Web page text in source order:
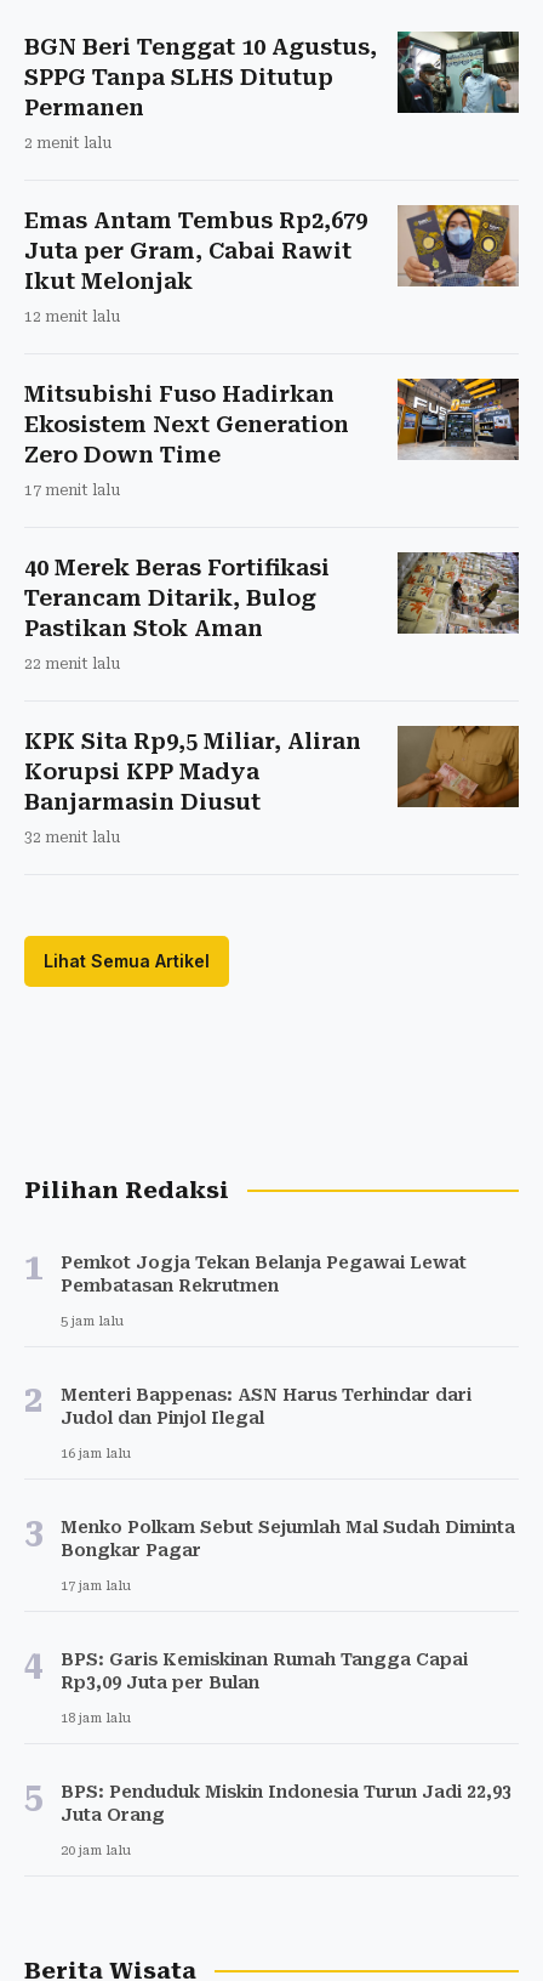
BGN Beri Tenggat 10 Agustus,
SPPG Tanpa SLHS Ditutup
Permanen
2 menit lalu
Emas Antam Tembus Rp2,679
Juta per Gram, Cabai Rawit
Ikut Melonjak
12 menit lalu
Mitsubishi Fuso Hadirkan
Ekosistem Next Generation
Zero Down Time
17 menit lalu
40 Merek Beras Fortifikasi
Terancam Ditarik, Bulog
Pastikan Stok Aman
22 menit lalu
KPK Sita Rp9,5 Miliar, Aliran
Korupsi KPP Madya
Banjarmasin Diusut
32 menit lalu
Lihat Semua Artikel
Pilihan Redaksi
1
Pemkot Jogja Tekan Belanja Pegawai Lewat
Pembatasan Rekrutmen
5 jam lalu
2
Menteri Bappenas: ASN Harus Terhindar dari
Judol dan Pinjol Ilegal
16 jam lalu
3
Menko Polkam Sebut Sejumlah Mal Sudah Diminta
Bongkar Pagar
17 jam lalu
4
BPS: Garis Kemiskinan Rumah Tangga Capai
Rp3,09 Juta per Bulan
18 jam lalu
5
BPS: Penduduk Miskin Indonesia Turun Jadi 22,93
Juta Orang
20 jam lalu
Berita Wisata